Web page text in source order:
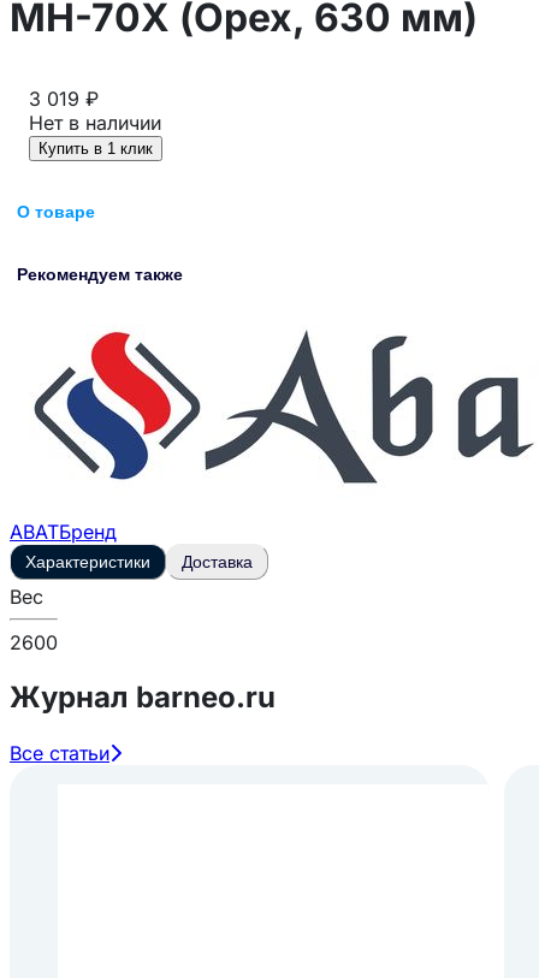
МН-70Х (Орех, 630 мм)
3 019 ₽
Нет в наличии
Купить в 1 клик
О товаре
Рекомендуем также
ABATБренд
Характеристики Доставка
Вес
2600
Журнал barneo.ru
Все статьи